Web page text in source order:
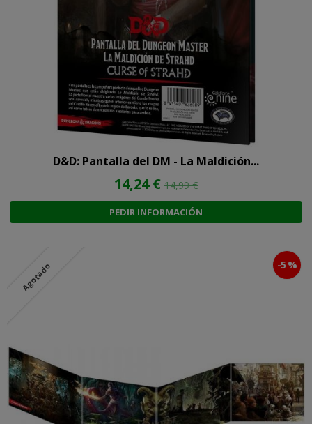
D&D: Pantalla del DM - La Maldición...
14,24 € 14,99 €
PEDIR INFORMACIÓN
Agotado -5 %